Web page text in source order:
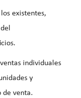
existentes,
individuales
y
de venta.